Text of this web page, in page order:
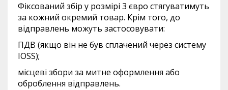
Фіксований збір у розмірі 3 євро стягуватимуть
за кожний окремий товар. Крім того, до
відправлень можуть застосовувати:
ПДВ (якщо він не був сплачений через систему
IOSS);
місцеві збори за митне оформлення або
оброблення відправлень.